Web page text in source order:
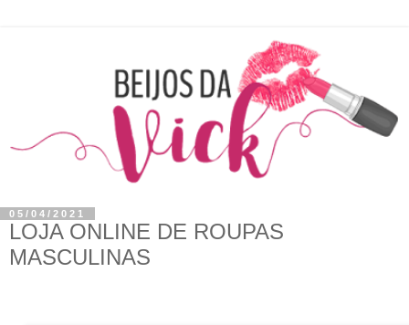
05/04/2021
LOJA ONLINE DE ROUPAS
MASCULINAS